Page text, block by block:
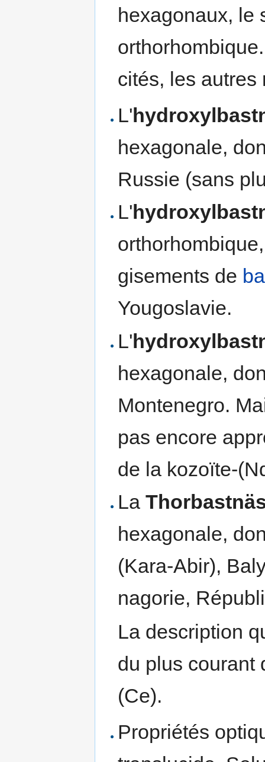
hexagonaux, le
cités, les autres
L'
hexagonale,
Russie (sans
L'
gisements de
Yougoslavie.
L'
hexagonale,
Montenegro.
pas encore
de la kozoïte-
La
hexagonale,
(Kara-Abir),
nagorie,
La description
du plus courant
(Ce).
Propriétés